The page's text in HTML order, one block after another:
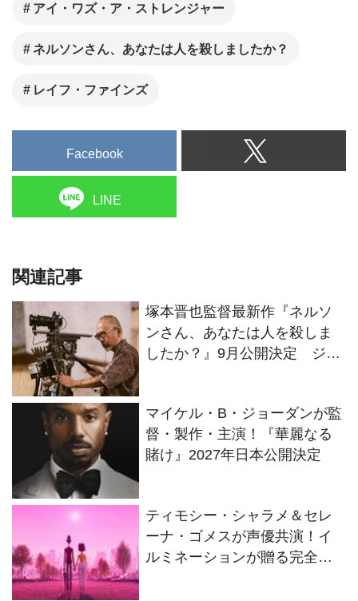
アイ・ワズ・ア・ストレンジャー
ネルソンさん、あなたは人を殺しましたか？
レイフ・ファインズ
Facebook
LINE
関連記事
塚本晋也監督最新作『ネルソ
ンさん、あなたは人を殺しま
したか？』9月公開決定 ジェ
マイケル・B・ジョーダンが監
督・製作・主演！『華麗なる
賭け』2027年日本公開決定
ティモシー・シャラメ＆セレ
ーナ・ゴメスが声優共演！イ
ルミネーションが贈る完全オ